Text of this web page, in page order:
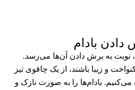
دادن بادام
نوبت به برش دادن آن‌ها می‌رسد.
و زیبا باشند، از یک چاقوی تیز
بادام‌ها را به صورت نازک و